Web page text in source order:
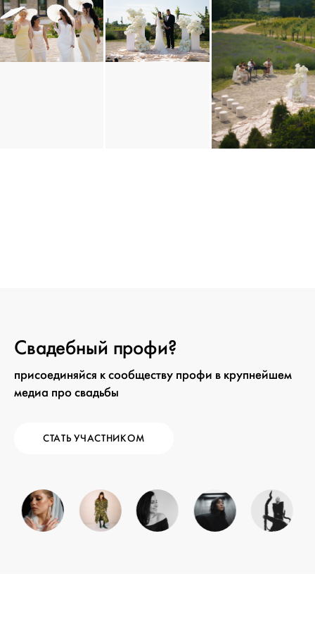
Свадебный профи?
присоединяйся к сообществу профи в крупнейшем
медиа про свадьбы
СТАТЬ УЧАСТНИКОМ